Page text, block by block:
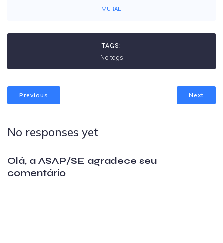
MURAL
TAGS:
No tags
Previous Next
No responses yet
Olá, a ASAP/SE agradece seu
comentário